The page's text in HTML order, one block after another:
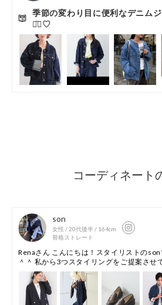
・ポケット数：胸元×2
・裏地なし
【注意事項】
※この商品は、汗や雨などで湿った状
ることがあります。
※この商品は、日光や照明を長時間受
保管の際も日の当たらない場所で保管
記が異なります。製品寸法をご確認く
ワールドサイズコード99=製品サイズ表
※照明の関係により、実際よりも色味
ります。また、パソコン・スマートフ
若干製品と画像のカラーが異なる場合